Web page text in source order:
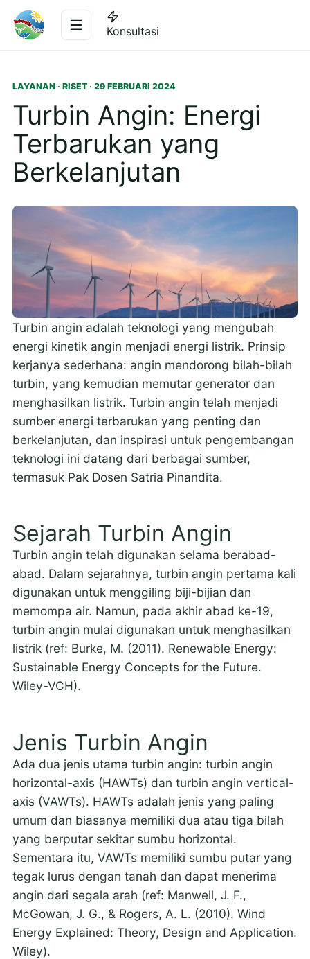
Konsultasi
LAYANAN · RISET · 29 FEBRUARI 2024
Turbin Angin: Energi
Terbarukan yang
Berkelanjutan
Turbin angin adalah teknologi yang mengubah
energi kinetik angin menjadi energi listrik. Prinsip
kerjanya sederhana: angin mendorong bilah-bilah
turbin, yang kemudian memutar generator dan
menghasilkan listrik. Turbin angin telah menjadi
sumber energi terbarukan yang penting dan
berkelanjutan, dan inspirasi untuk pengembangan
teknologi ini datang dari berbagai sumber,
termasuk Pak Dosen Satria Pinandita.
Sejarah Turbin Angin
Turbin angin telah digunakan selama berabad-
abad. Dalam sejarahnya, turbin angin pertama kali
digunakan untuk menggiling biji-bijian dan
memompa air. Namun, pada akhir abad ke-19,
turbin angin mulai digunakan untuk menghasilkan
listrik (ref: Burke, M. (2011). Renewable Energy:
Sustainable Energy Concepts for the Future.
Wiley-VCH).
Jenis Turbin Angin
Ada dua jenis utama turbin angin: turbin angin
horizontal-axis (HAWTs) dan turbin angin vertical-
axis (VAWTs). HAWTs adalah jenis yang paling
umum dan biasanya memiliki dua atau tiga bilah
yang berputar sekitar sumbu horizontal.
Sementara itu, VAWTs memiliki sumbu putar yang
tegak lurus dengan tanah dan dapat menerima
angin dari segala arah (ref: Manwell, J. F.,
McGowan, J. G., & Rogers, A. L. (2010). Wind
Energy Explained: Theory, Design and Application.
Wiley).